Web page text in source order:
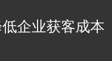
企业获客成本